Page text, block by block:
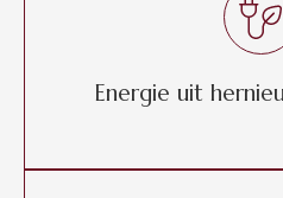
Energie uit